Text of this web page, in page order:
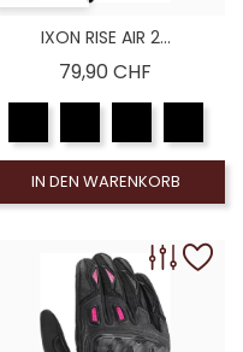
IXON RISE AIR 2...
79,90 CHF
IN DEN WARENKORB